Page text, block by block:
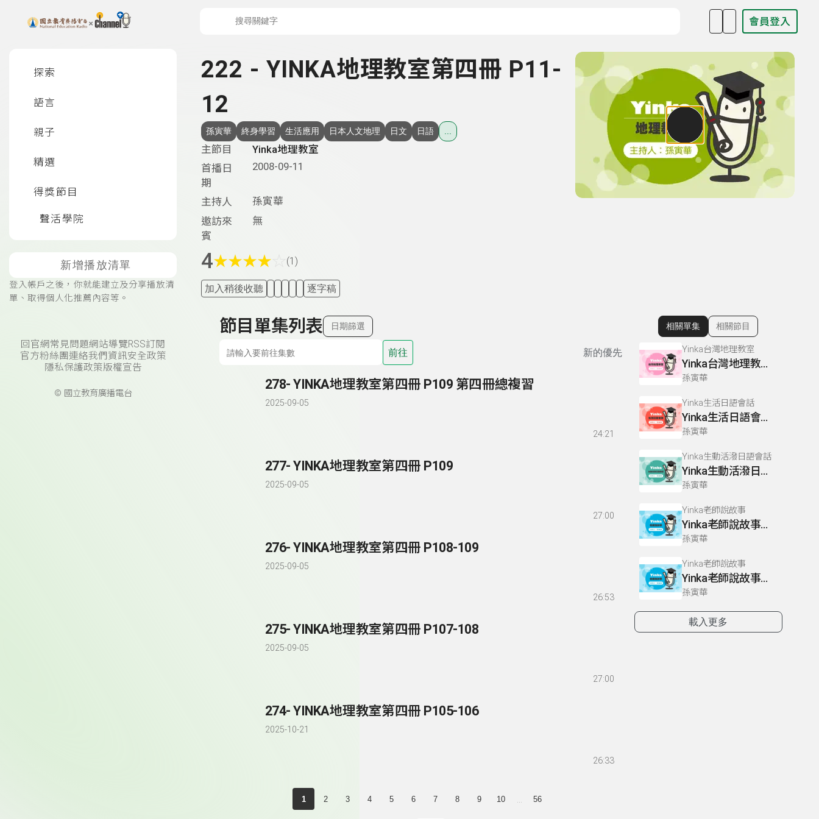
上方功能區塊 會員登入
探索
語言
親子
精選
得獎節目
聲活學院
新增播放清單
登入帳戶之後，你就能建立及分享播放清
單、取得個人化推薦內容等。
回官網常見問題網站導覽RSS訂閱
官方粉絲團連絡我們 資訊安全政策
隱私保護政策版權宣告
© 國立教育廣播電台
222 - YINKA地理教室第四冊 P11-
12
孫寅華 終身學習 生活應用 日本人文地理 日文 日語
主節目
Yinka地理教室
首播日
期
2008-09-11
主持人
孫寅華
邀訪來
賓
無
4★★★★ (1)
加入稍後收聽 逐字稿
節目單集列表 日期篩選
前往 新的優先
278- YINKA地理教室第四冊 P109 第四冊總複習
2025-09-05
24:21
277- YINKA地理教室第四冊 P109
2025-09-05
27:00
276- YINKA地理教室第四冊 P108-109
2025-09-05
26:53
275- YINKA地理教室第四冊 P107-108
2025-09-05
27:00
274- YINKA地理教室第四冊 P105-106
2025-10-21
26:33
1 2 3 4 5 6 7 8 9 10 56
顯示相關單集
相關單集 相關節目
Yinka台灣地理教室
Yinka台灣地理教室下冊 P149-150
孫寅華
Yinka生活日語會話
Yinka生活日語會話上冊 P97
孫寅華
Yinka生動活潑日語會話
Yinka生動活潑日語會話上冊 P104
孫寅華
Yinka老師說故事
Yinka老師說故事下冊 P10
孫寅華
Yinka老師說故事
Yinka老師說故事下冊 P12-14
孫寅華
載入更多